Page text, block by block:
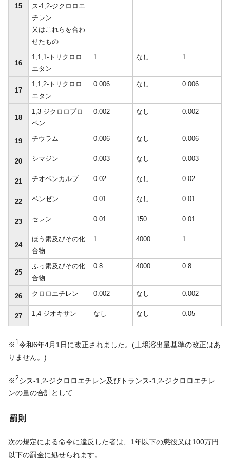
15
ス-1,2-ジクロロエ
チレン
又はこれらを合わ
せたもの
16
1,1,1-トリクロロ
エタン
1 なし 1
17
1,1,2-トリクロロ
エタン
0.006 なし 0.006
18
1,3-ジクロロプロ
ペン
0.002 なし 0.002
19 チウラム 0.006 なし 0.006
20 シマジン 0.003 なし 0.003
21 チオベンカルブ 0.02 なし 0.02
22 ベンゼン 0.01 なし 0.01
23 セレン 0.01 150 0.01
24
ほう素及びその化
合物
1 4000 1
25
ふっ素及びその化
合物
0.8 4000 0.8
26 クロロエチレン 0.002 なし 0.002
27 1,4-ジオキサン なし なし 0.05
※ 1 令和6年4月1日に改正されました。(土壌溶出量基準の改正はあ
りません。)
※2シス-1,2-ジクロロエチレン及びトランス-1,2-ジクロロエチレ
ンの量の合計として
罰則
次の規定による命令に違反した者は、1年以下の懲役又は100万円
以下の罰金に処せられます。